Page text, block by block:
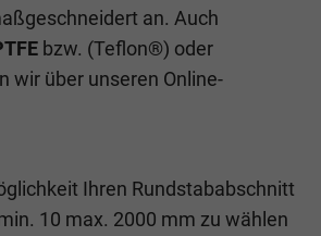
an. Auch
bzw. (Teflon®) oder
wir über unseren Online-
Ihren Rundstababschnitt
10 max. 2000 mm zu wählen